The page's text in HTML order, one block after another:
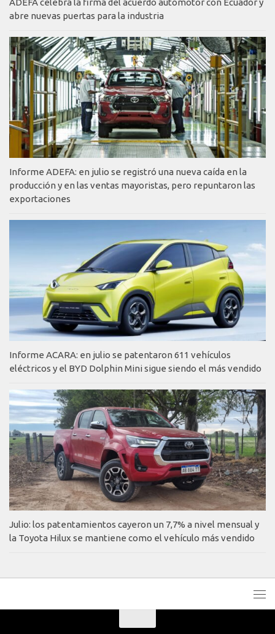
abre nuevas puertas para la industria
Informe ADEFA: en julio se registró una nueva caída en la
producción y en las ventas mayoristas, pero repuntaron las
exportaciones
Informe ACARA: en julio se patentaron 611 vehículos
eléctricos y el BYD Dolphin Mini sigue siendo el más vendido
Julio: los patentamientos cayeron un 7,7% a nivel mensual y
la Toyota Hilux se mantiene como el vehículo más vendido